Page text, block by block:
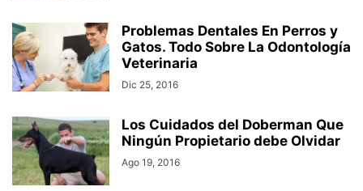
Problemas Dentales En Perros y
Gatos. Todo Sobre La Odontología
Veterinaria
Dic 25, 2016
Los Cuidados del Doberman Que
Ningún Propietario debe Olvidar
Ago 19, 2016